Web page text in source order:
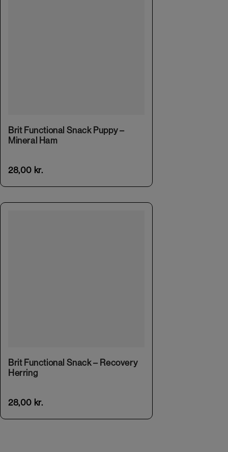
Brit Functional Snack Puppy –
Mineral Ham
28,00 kr.
Brit Functional Snack – Recovery
Herring
28,00 kr.